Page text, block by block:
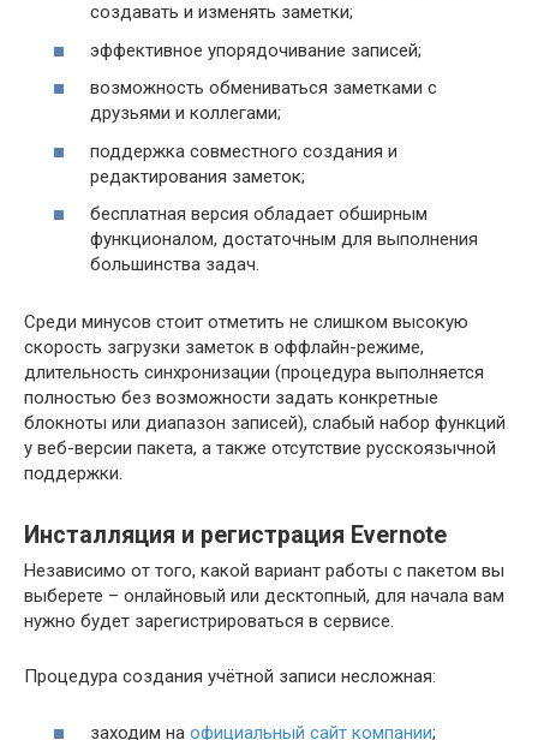
создавать и изменять заметки;
эффективное упорядочивание записей;
возможность обмениваться заметками с
друзьями и коллегами;
поддержка совместного создания и
редактирования заметок;
бесплатная версия обладает обширным
функционалом, достаточным для выполнения
большинства задач.
Среди минусов стоит отметить не слишком высокую
скорость загрузки заметок в оффлайн-режиме,
длительность синхронизации (процедура выполняется
полностью без возможности задать конкретные
блокноты или диапазон записей), слабый набор функций
у веб-версии пакета, а также отсутствие русскоязычной
поддержки.
Инсталляция и регистрация Evernote
Независимо от того, какой вариант работы с пакетом вы
выберете – онлайновый или десктопный, для начала вам
нужно будет зарегистрироваться в сервисе.
Процедура создания учётной записи несложная:
заходим на официальный сайт компании;